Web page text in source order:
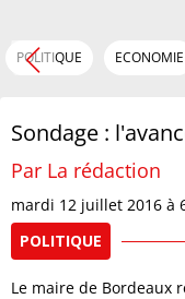
POLITIQUE ECONOMIE
Sondage :
Par La rédaction
mardi 12 juillet 2016 à
POLITIQUE
Le maire de Bordeaux